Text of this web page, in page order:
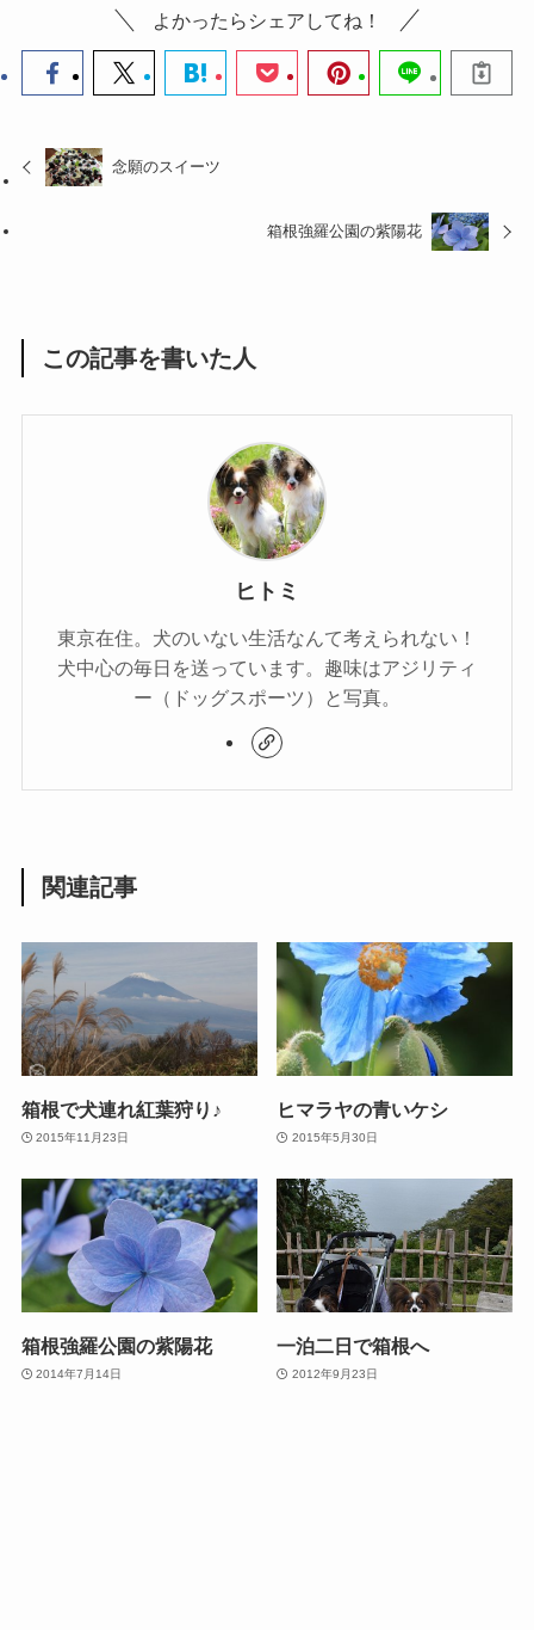
よかったらシェアしてね！
念願のスイーツ
箱根強羅公園の紫陽花
この記事を書いた人
ヒトミ
東京在住。犬のいない生活なんて考えられない！
犬中心の毎日を送っています。趣味はアジリティ
ー（ドッグスポーツ）と写真。
関連記事
箱根で犬連れ紅葉狩り♪
2015年11月23日
ヒマラヤの青いケシ
2015年5月30日
箱根強羅公園の紫陽花
2014年7月14日
一泊二日で箱根へ
2012年9月23日